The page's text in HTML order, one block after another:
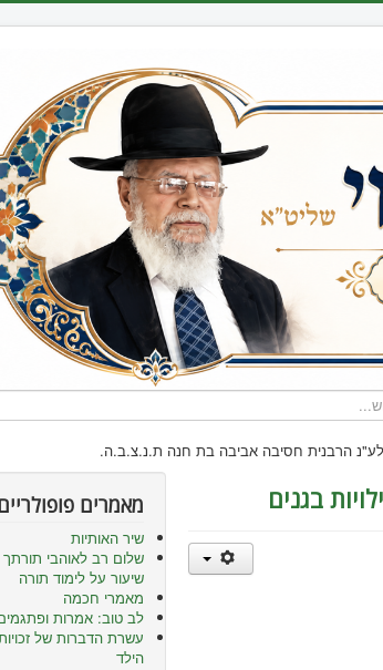
הרבנית חסיבה אביבה בת חנה ת.נ.צ.ב.ה.
בגנים מאמרים
שיר האותיות
שלום רב לאוהבי
שיעור על לימוד תורה
מאמרי חכמה
לב טוב: אמרות
עשרת הדברות של
הילד